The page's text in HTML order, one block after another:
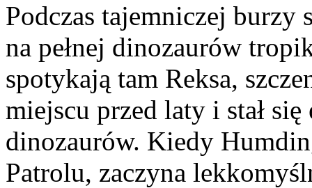
Podczas tajemniczej burzy
na pełnej dinozaurów
spotykają tam Reksa,
miejscu przed laty i stał
dinozaurów. Kiedy
Patrolu, zaczyna